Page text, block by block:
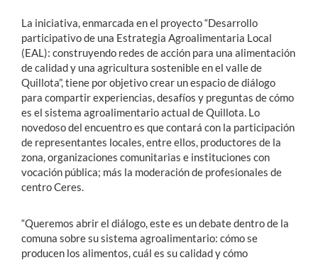
La iniciativa, enmarcada en el proyecto “Desarrollo
participativo de una Estrategia Agroalimentaria Local
(EAL): construyendo redes de acción para una alimentación
de calidad y una agricultura sostenible en el valle de
Quillota”, tiene por objetivo crear un espacio de diálogo
para compartir experiencias, desafíos y preguntas de cómo
es el sistema agroalimentario actual de Quillota. Lo
novedoso del encuentro es que contará con la participación
de representantes locales, entre ellos, productores de la
zona, organizaciones comunitarias e instituciones con
vocación pública; más la moderación de profesionales de
centro Ceres.
“Queremos abrir el diálogo, este es un debate dentro de la
comuna sobre su sistema agroalimentario: cómo se
producen los alimentos, cuál es su calidad y cómo